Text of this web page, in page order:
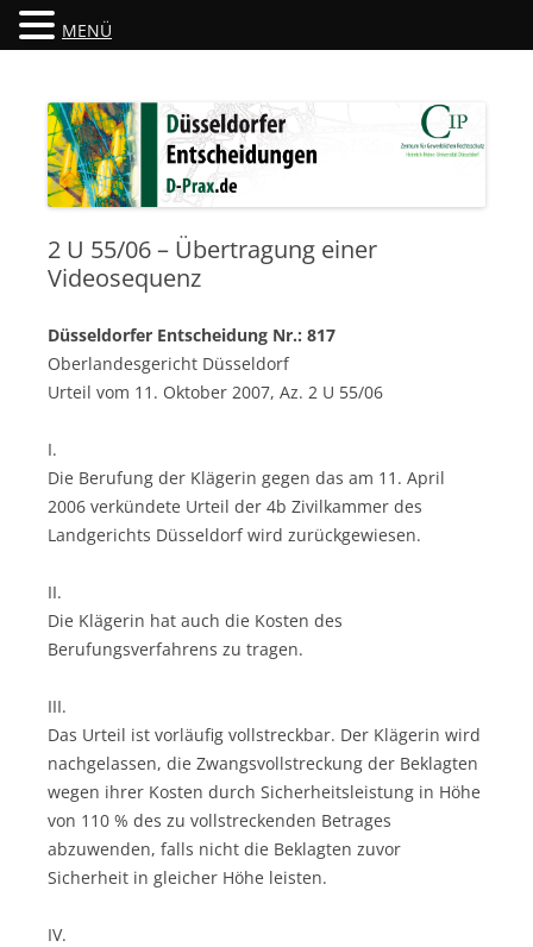
Düsseldorfer Entscheidungen
2 U 55/06 – Übertragung einer
Videosequenz
Düsseldorfer Entscheidung Nr.: 817
Oberlandesgericht Düsseldorf
Urteil vom 11. Oktober 2007, Az. 2 U 55/06
I.
Die Berufung der Klägerin gegen das am 11. April
2006 verkündete Urteil der 4b Zivilkammer des
Landgerichts Düsseldorf wird zurückgewiesen.
II.
Die Klägerin hat auch die Kosten des
Berufungsverfahrens zu tragen.
III.
Das Urteil ist vorläufig vollstreckbar. Der Klägerin wird
nachgelassen, die Zwangsvollstreckung der Beklagten
wegen ihrer Kosten durch Sicherheitsleistung in Höhe
von 110 % des zu vollstreckenden Betrages
abzuwenden, falls nicht die Beklagten zuvor
Sicherheit in gleicher Höhe leisten.
IV.
MENÜ